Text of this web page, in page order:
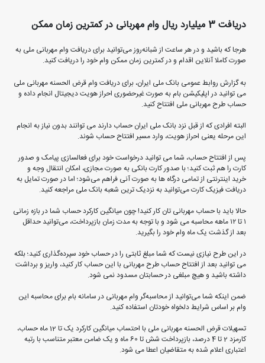
دریافت 3 میلیارد ریال وام مهربانی در کمترین زمان ممکن
هرجا که باشید و در هر ساعت از شبانه‌روز می‌توانید برای دریافت وام مهربانی ملی به‌
صورت کاملا آنلاین اقدام و در کمترین زمان ممکن وام خود را دریافت کنید.
به گزارش روابط عمومی بانک ملی ایران، برای دریافت وام قرض‌ الحسنه مهربانی ملی
می توانید در اپلیکیشن بام به ‌صورت غیرحضوری احراز هویت دیجیتال انجام داده و
حساب طرح مهربانی ملی افتتاح کنید.
البته افرادی که از قبل نزد بانک ملی‌ ایران حساب دارند می‌ توانند بدون نیاز به انجام
این مرحله یعنی احراز هویت، وارد مسیر افتتاح حساب شوند.
پس از افتتاح حساب، شما می‌ توانید درخواست خود برای فعالسازی پیامک و صدور
کارت را هم ثبت کنید؛ با صدور کارت بانکی به صورت مجازی، امکان انتقال وجه و
خرید اینترنتی از تمامی درگاه‌ ها به‌ صورت آنی فراهم می‌شود؛ اما در صورت تمایل به
دریافت فیزیک کارت می‌توانید به نزدیک ‌ترین شعبه بانک ملی مراجعه کنید.
حالا باید با حساب مهربانی‌ تان کار کنید! چون میانگین کارکرد حساب شما در بازه زمانی
۱ تا ۱۲ ماهه محاسبه می شود و با توجه به مدت زمان بازپرداخت، می‌توانید حداقل
بعد از گذشت یک ماه وام خود را بگیرید.
در این طرح نیازی نیست که شما مبلغ ثابتی را در حساب خود سپرده‌گذاری کنید؛ بلکه
می ‌توانید بعد از افتتاح حساب طرح مهربانی با این حساب کار کنید، واریز و برداشت
داشته باشید و هیچ مبلغی در حسابتان مسدود نمی ‌شود.
ضمن اینکه شما می‌توانید از محاسبه‌گر وام مهربانی در سامانه بام برای محاسبه این
وام بر اساس شرایط دلخواه خودتان استفاده کنید.
تسهیلات قرض الحسنه مهربانی ملی با احتساب میانگین کارکرد یک تا 12 ماه حساب،
کارمزد 2 تا 4 درصد، بازپرداخت شش تا 60 ماه و یک ضامن معتبر متناسب با رتبه
اعتباری اعلام شده به متقاضیان اعطا می شود.